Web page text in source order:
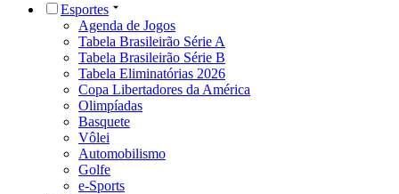
Esportes
Agenda de Jogos
Tabela Brasileirão Série A
Tabela Brasileirão Série B
Tabela Eliminatórias 2026
Copa Libertadores da América
Olimpíadas
Basquete
Vôlei
Automobilismo
Golfe
e-Sports